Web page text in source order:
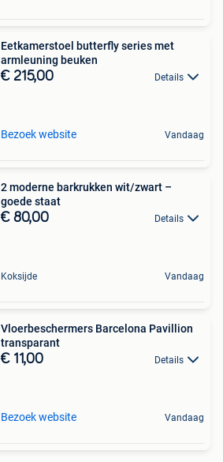
Eetkamerstoel butterfly series met
armleuning beuken
€ 215,00 Details
Bezoek website Vandaag
2 moderne barkrukken wit/zwart –
goede staat
€ 80,00 Details
Koksijde Vandaag
Vloerbeschermers Barcelona Pavillion
transparant
€ 11,00 Details
Bezoek website Vandaag